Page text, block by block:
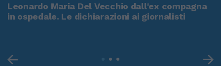
Leonardo Maria Del Vecchio dall'ex compagna
in ospedale. Le dichiarazioni ai giornalisti